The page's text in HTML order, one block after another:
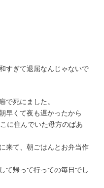
すぎて退屈なんじゃないで
で死にました。
早くて夜も遅かったから
に住んでいた母方のばあ
来て、朝ごはんとお弁当作
て帰って行っての毎日でし